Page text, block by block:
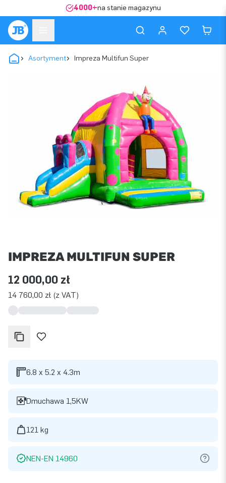
4000+na stanie magazynu
Asortyment Impreza Multifun Super
IMPREZA MULTIFUN SUPER
12 000,00 zł
14 760,00 zł (z VAT)
6.8 x 5.2 x 4.3m
Dmuchawa 1,5KW
121 kg
NEN-EN 14960